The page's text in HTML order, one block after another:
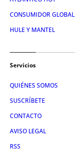
CONSUMIDOR GLOBAL
HULE Y MANTEL
Servicios
QUIÉNES SOMOS
SUSCRÍBETE
CONTACTO
AVISO LEGAL
RSS